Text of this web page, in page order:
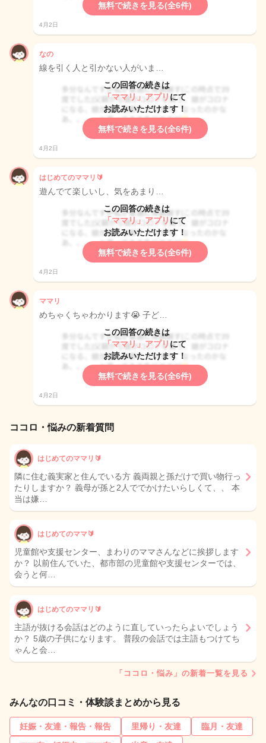
無料で続きを見る(全6件)
4月2日
なの
線を引く人と引かない人がいま…
この回答の続きは
「ママリ」アプリ にて
お読みいただけます！
無料で続きを見る(全6件)
4月2日
はじめてのママリ🔰
遊んでて楽しいし、気をあまり…
この回答の続きは
「ママリ」アプリ にて
お読みいただけます！
無料で続きを見る(全6件)
4月2日
ママリ
めちゃくちゃわかります😭 子ど…
この回答の続きは
「ママリ」アプリ にて
お読みいただけます！
無料で続きを見る(全6件)
4月2日
ココロ・悩みの新着質問
はじめてのママリ🔰
隣に住む義実家と住んでいる方 義両親と孫だけで買い物行っ
たりしますか？ 義母が孫と2人ででかけたいらしくて、、 本
当は嫌…
はじめてのママ🔰
児童館や支援センター、まわりのママさんなどに挨拶します
か？ 以前住んでいた、都市部の児童館や支援センターでは、
会うと何…
はじめてのママリ🔰
主語が抜ける会話はどのように直していったらよいでしょう
か？ 5歳の子供になります。 普段の会話では主語もつけてち
ゃんと会…
「ココロ・悩み」の新着一覧を見る
みんなの口コミ・体験談まとめから見る
妊娠・友達・報告・報告 里帰り・友達
臨月・友達